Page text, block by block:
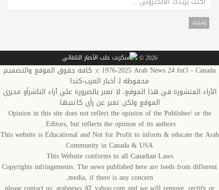
2026 ©
c 1976-2025 Arab News 24 Int'l - Canada: كافة حقوق الموقع والتصميم
محفوظة لـ أخبار العرب-كندا
الآراء المنشورة في هذا الموقع، لا تعبر بالضرورة علي آراء الناشرأو محرري
الموقع ولكن تعبر عن رأي كاتبيها
Opinion in this site does not reflect the opinion of the Publisher/ or the
Editors, but reflects the opinion of its authors.
This website is Educational and Not for Profit to inform & educate the Arab
Community in Canada & USA
This Website conforms to all Canadian Laws
Copyrights infringements: The news published here are feeds from different
media, if there is any concern,